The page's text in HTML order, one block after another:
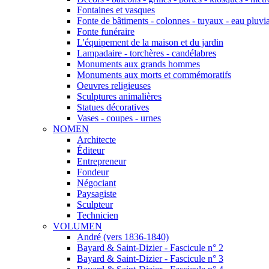
Fontaines et vasques
Fonte de bâtiments - colonnes - tuyaux - eau
Fonte funéraire
L'équipement de la maison et du jardin
Lampadaire - torchères - candélabres
Monuments aux grands hommes
Monuments aux morts et commémoratifs
Oeuvres religieuses
Sculptures animalières
Statues décoratives
Vases - coupes - urnes
NOMEN
Architecte
Éditeur
Entrepreneur
Fondeur
Négociant
Paysagiste
Sculpteur
Technicien
VOLUMEN
André (vers 1836-1840)
Bayard & Saint-Dizier - Fascicule n° 2
Bayard & Saint-Dizier - Fascicule n° 3